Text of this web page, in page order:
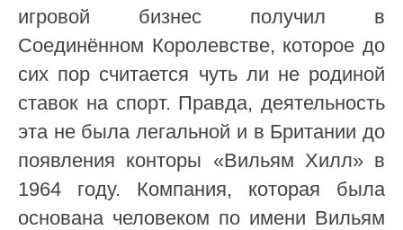
игровой бизнес получил в
Соединённом Королевстве, которое до
сих пор считается чуть ли не родиной
ставок на спорт. Правда, деятельность
эта не была легальной и в Британии до
появления конторы «Вильям Хилл» в
1964 году. Компания, которая была
основана человеком по имени Вильям